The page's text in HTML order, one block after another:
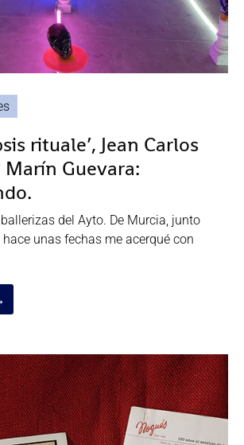
rituale’, Jean Carlos
Marín Guevara:
del Ayto. De Murcia, junto
hace unas fechas me acerqué con